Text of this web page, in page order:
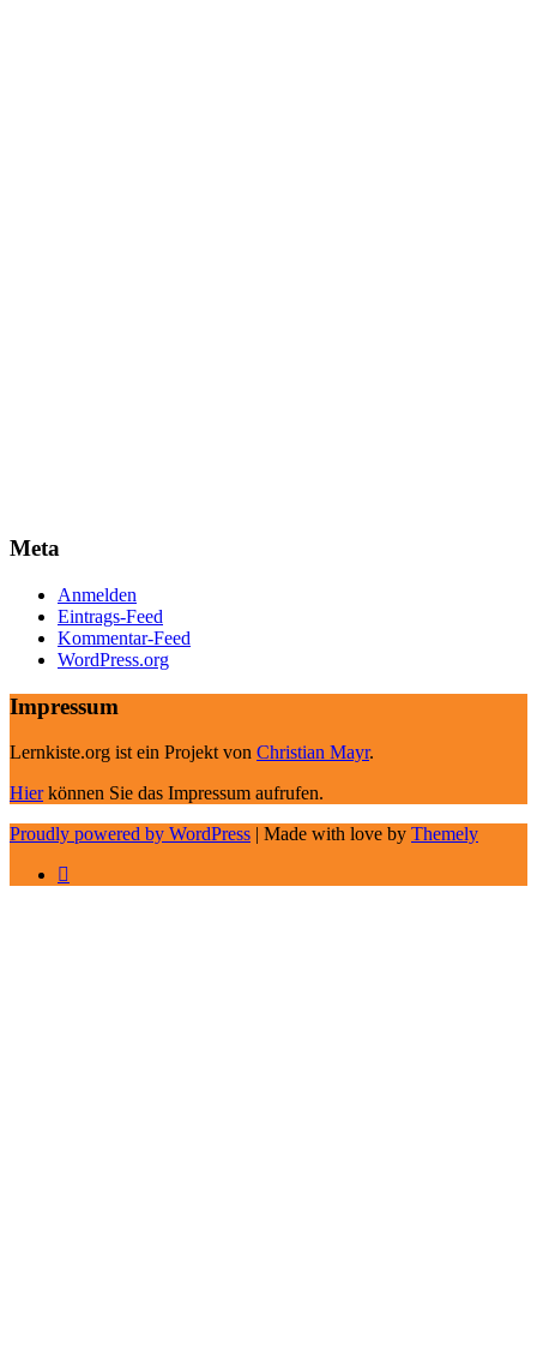
Meta
Anmelden
Eintrags-Feed
Kommentar-Feed
WordPress.org
Impressum
Lernkiste.org ist ein Projekt von Christian Mayr.
Hierkönnen Sie das Impressum aufrufen.
Proudly powered by WordPress | Made with love by Themely